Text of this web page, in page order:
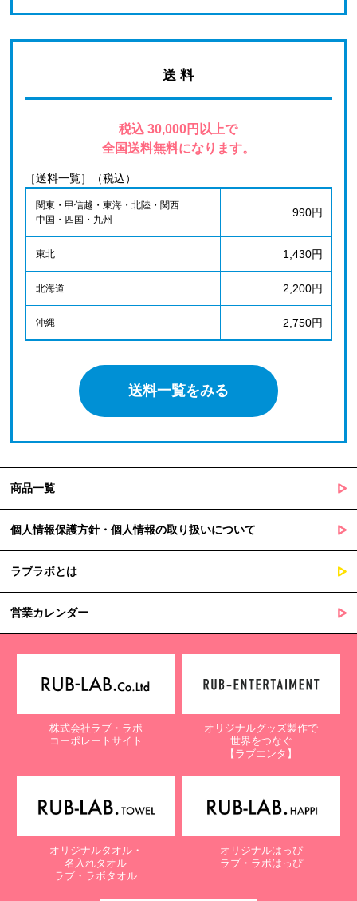
送 料
税込 30,000円以上で
全国送料無料になります。
［送料一覧］（税込）
関東・甲信越・東海・北陸・関西
中国・四国・九州
990円
東北 1,430円
北海道 2,200円
沖縄 2,750円
送料一覧をみる
商品一覧
個人情報保護方針・個人情報の取り扱いについて
ラブラボとは
営業カレンダー
株式会社ラブ・ラボ
コーポレートサイト
オリジナルグッズ製作で
世界をつなぐ
【ラブエンタ】
オリジナルタオル・
名入れタオル
ラブ・ラボタオル
オリジナルはっぴ
ラブ・ラボはっぴ